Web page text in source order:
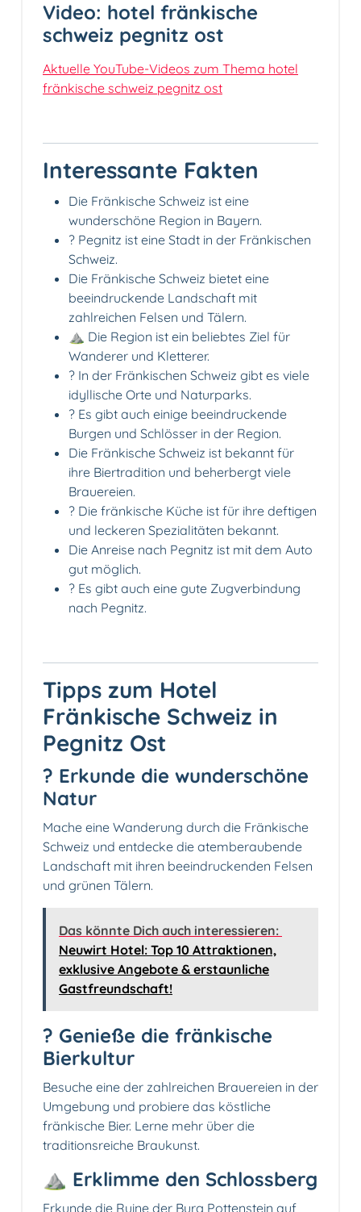
Video: hotel fränkische
schweiz pegnitz ost
Aktuelle YouTube-Videos zum Thema hotel
fränkische schweiz pegnitz ost
Interessante Fakten
Die Fränkische Schweiz ist eine
wunderschöne Region in Bayern.
?️ Pegnitz ist eine Stadt in der Fränkischen
Schweiz.
Die Fränkische Schweiz bietet eine
beeindruckende Landschaft mit
zahlreichen Felsen und Tälern.
⛰️ Die Region ist ein beliebtes Ziel für
Wanderer und Kletterer.
? In der Fränkischen Schweiz gibt es viele
idyllische Orte und Naturparks.
? Es gibt auch einige beeindruckende
Burgen und Schlösser in der Region.
Die Fränkische Schweiz ist bekannt für
ihre Biertradition und beherbergt viele
Brauereien.
?️ Die fränkische Küche ist für ihre deftigen
und leckeren Spezialitäten bekannt.
Die Anreise nach Pegnitz ist mit dem Auto
gut möglich.
? Es gibt auch eine gute Zugverbindung
nach Pegnitz.
Tipps zum Hotel
Fränkische Schweiz in
Pegnitz Ost
? Erkunde die wunderschöne
Natur
Mache eine Wanderung durch die Fränkische
Schweiz und entdecke die atemberaubende
Landschaft mit ihren beeindruckenden Felsen
und grünen Tälern.
Das könnte Dich auch interessieren:
Neuwirt Hotel: Top 10 Attraktionen,
exklusive Angebote & erstaunliche
Gastfreundschaft!
? Genieße die fränkische
Bierkultur
Besuche eine der zahlreichen Brauereien in der
Umgebung und probiere das köstliche
fränkische Bier. Lerne mehr über die
traditionsreiche Braukunst.
⛰️ Erklimme den Schlossberg
Erkunde die Ruine der Burg Pottenstein auf